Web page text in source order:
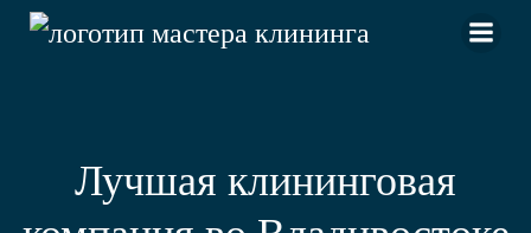
к
Лучшая клининговая